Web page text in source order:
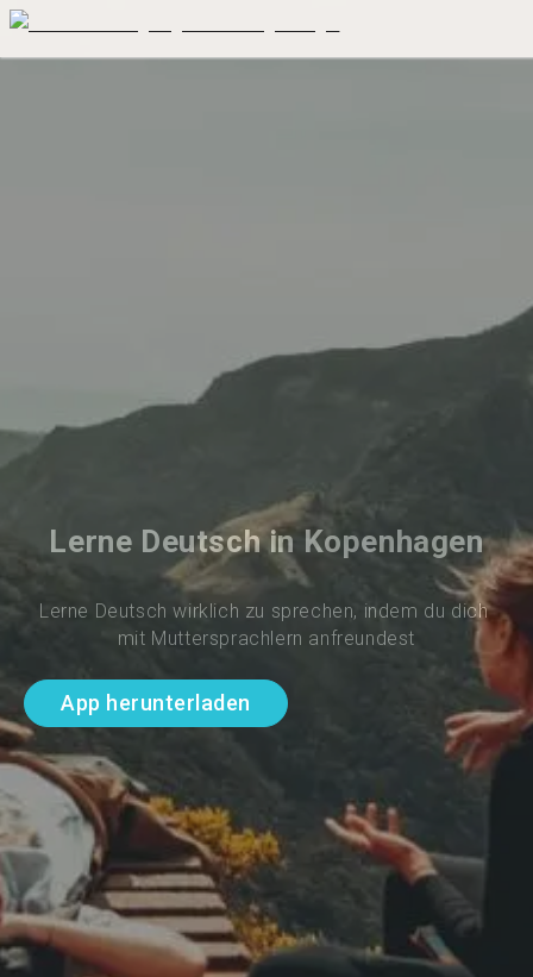
Lerne Deutsch in Kopenhagen
Lerne Deutsch wirklich zu sprechen, indem du dich
mit Muttersprachlern anfreundest
App herunterladen